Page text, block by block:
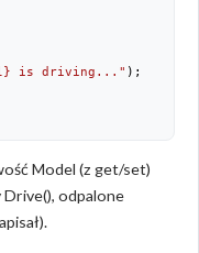
is driving..." );
Model (z get/set)
odpalone